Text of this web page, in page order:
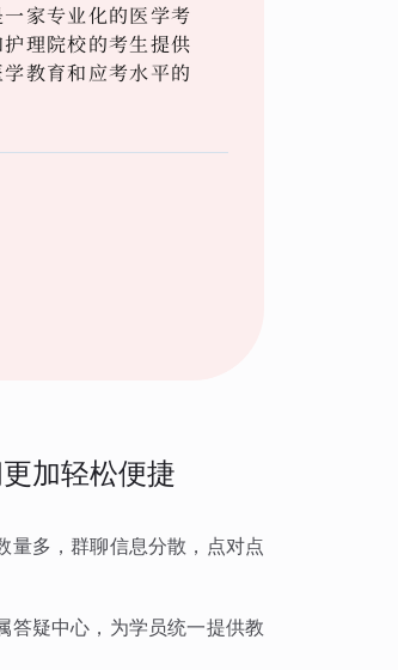
家专业化的医学考
理院校的考生提供
教育和应考水平的
加轻松便捷
量多，群聊信息分散，点对点
答疑中心，为学员统一提供教